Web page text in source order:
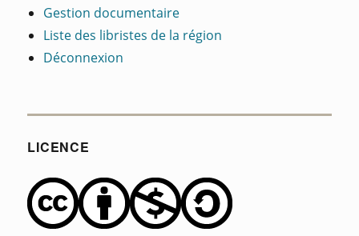
Gestion documentaire
Liste des libristes de la région
Déconnexion
LICENCE